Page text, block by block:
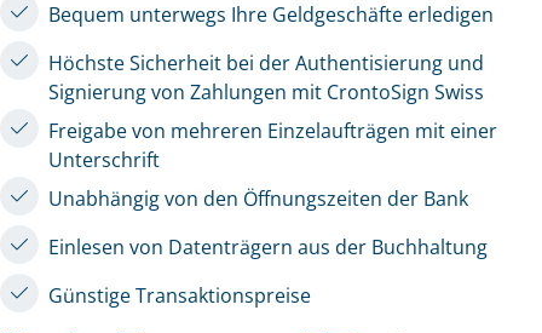
Bequem unterwegs Ihre Geldgeschäfte erledigen
Höchste Sicherheit bei der Authentisierung und
Signierung von Zahlungen mit CrontoSign Swiss
Freigabe von mehreren Einzelaufträgen mit einer
Unterschrift
Unabhängig von den Öffnungszeiten der Bank
Einlesen von Datenträgern aus der Buchhaltung
Günstige Transaktionspreise